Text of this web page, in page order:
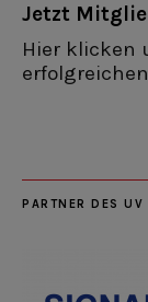
Jetzt
Hier klicken
PARTNER DES UV